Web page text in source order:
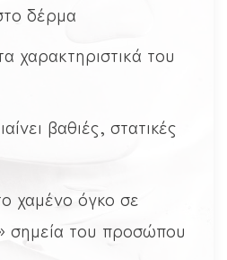
δέρμα
χαρακτηριστικά του
βαθιές, στατικές
χαμένο όγκο σε
σημεία του προσώπου